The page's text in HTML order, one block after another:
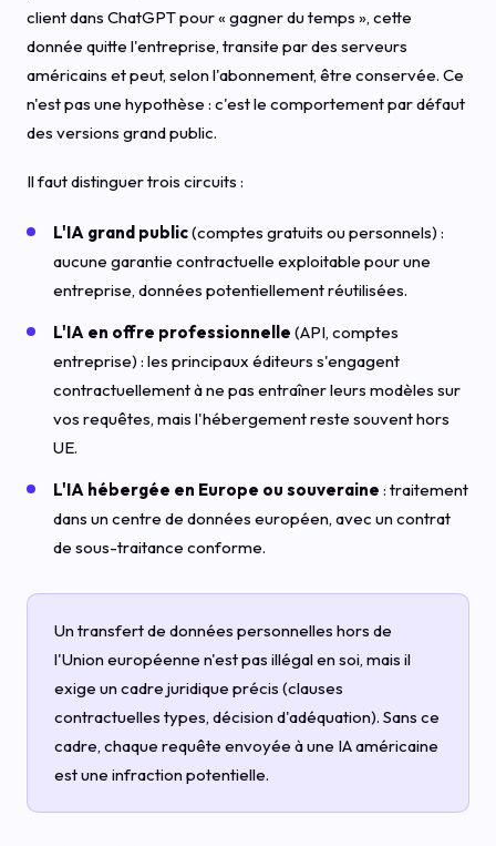
client dans ChatGPT pour « gagner du temps », cette
donnée quitte l'entreprise, transite par des serveurs
américains et peut, selon l'abonnement, être conservée. Ce
n'est pas une hypothèse : c'est le comportement par défaut
des versions grand public.
Il faut distinguer trois circuits :
L'IA grand public(comptes gratuits ou personnels) :
aucune garantie contractuelle exploitable pour une
entreprise, données potentiellement réutilisées.
L'IA en offre professionnelle (API, comptes
entreprise) : les principaux éditeurs s'engagent
contractuellement à ne pas entraîner leurs modèles sur
vos requêtes, mais l'hébergement reste souvent hors
UE.
L'IA hébergée en Europe ou souveraine : traitement
dans un centre de données européen, avec un contrat
de sous-traitance conforme.
Un transfert de données personnelles hors de
l'Union européenne n'est pas illégal en soi, mais il
exige un cadre juridique précis (clauses
contractuelles types, décision d'adéquation). Sans ce
cadre, chaque requête envoyée à une IA américaine
est une infraction potentielle.